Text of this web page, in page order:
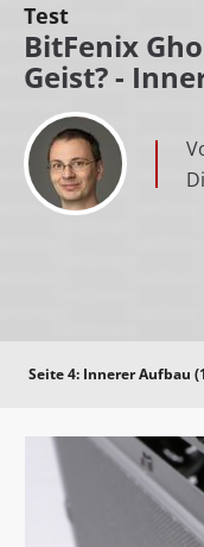
Test
BitFenix
Geist? -
Seite 4: Innerer Aufbau